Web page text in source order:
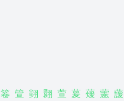
箞 箮 翧 翾 萱 萲 蕿 藼 蘐